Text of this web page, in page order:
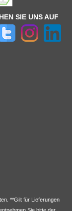
SIE UNS AUF
**Gilt für Lieferungen
Sie bitte der